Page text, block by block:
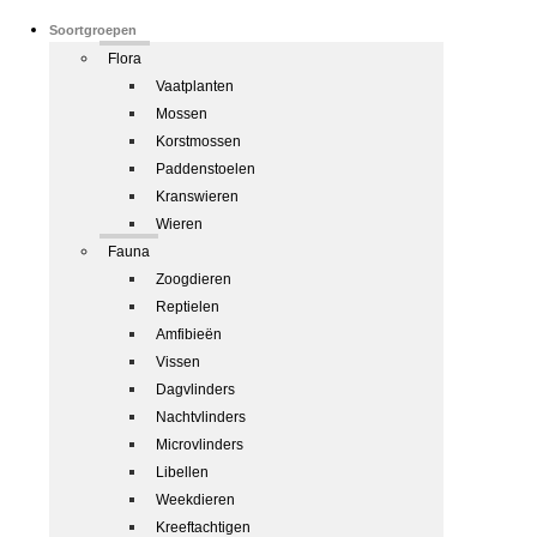
Soortgroepen
Flora
Vaatplanten
Mossen
Korstmossen
Paddenstoelen
Kranswieren
Wieren
Fauna
Zoogdieren
Reptielen
Amfibieën
Vissen
Dagvlinders
Nachtvlinders
Microvlinders
Libellen
Weekdieren
Kreeftachtigen